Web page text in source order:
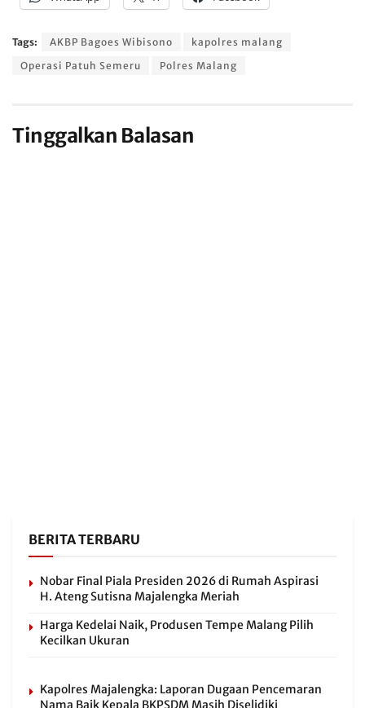
Tags: AKBP Bagoes Wibisono
kapolres malang
Operasi Patuh Semeru
Polres Malang
Tinggalkan Balasan
BERITA TERBARU
Nobar Final Piala Presiden 2026 di Rumah Aspirasi
H. Ateng Sutisna Majalengka Meriah
Harga Kedelai Naik, Produsen Tempe Malang Pilih
Kecilkan Ukuran
Kapolres Majalengka: Laporan Dugaan Pencemaran